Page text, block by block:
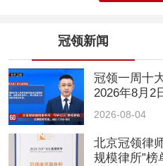
冠领新闻
冠领一周十
2026年8月2
2026-08-04
北京冠领律
规模律所”榜